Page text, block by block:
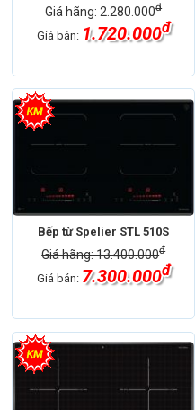
Giá hãng: 2.280.000đ
Giá bán: 1.720.000đ
Bếp từ Spelier STL 510S
Giá hãng: 13.400.000đ
Giá bán: 7.300.000đ